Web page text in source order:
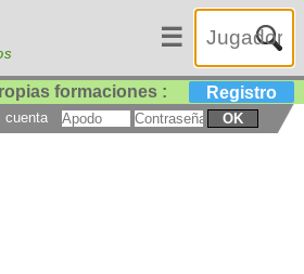
☰
formaciones : Registro
cuenta OK